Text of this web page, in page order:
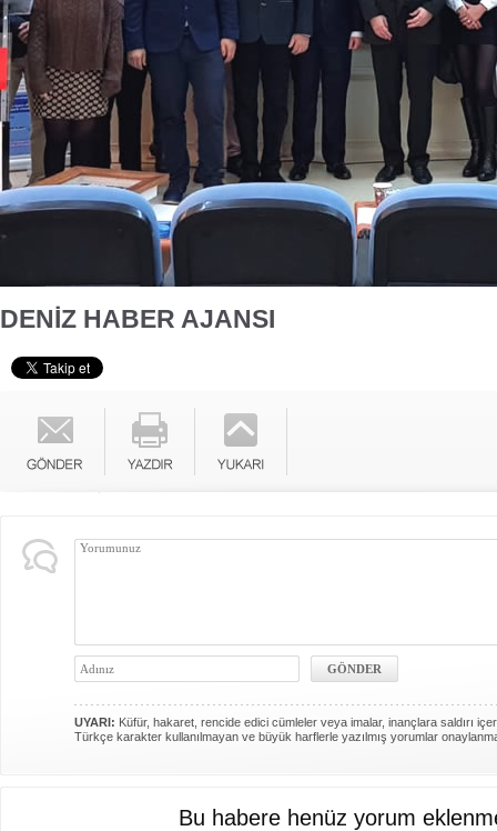
DENİZ HABER AJANSI
UYARI: Küfür, hakaret, rencide edici cümleler veya imalar, inançlara saldırı
Türkçe karakter kullanılmayan ve büyük harflerle yazılmış yorumlar
Bu habere henüz yorum